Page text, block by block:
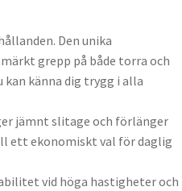
Den unika
grepp på både torra och
känna dig trygg i alla
jämnt slitage och förlänger
ett ekonomiskt val för daglig
vid höga hastigheter och